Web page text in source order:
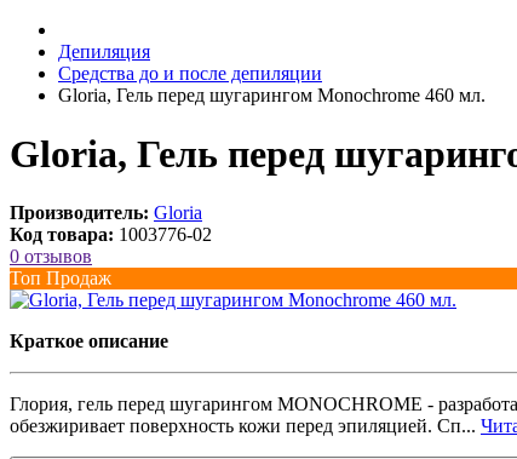
Депиляция
Средства до и после депиляции
Gloria, Гель перед шугарингом Monochrome 460 мл.
Gloria, Гель перед
Производитель: Gloria
Код товара: 1003776-02
0 отзывов
Топ Продаж
Краткое описание
Глория, гель перед шугарингом MONOCHROME -
обезжиривает поверхность кожи перед эпиляцией. Сп...